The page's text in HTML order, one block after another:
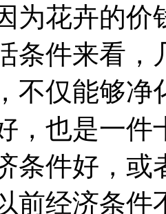
为花卉的价
条件来看
不仅能够净
，也是一件
条件好，或
前经济条